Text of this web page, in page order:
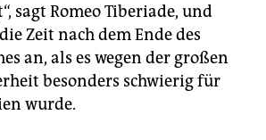
sagt Romeo Tiberiade, und
Zeit nach dem Ende des
an, als es wegen der großen
besonders schwierig für
wurde.